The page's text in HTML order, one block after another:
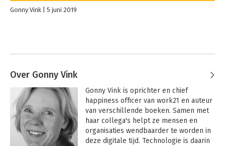
Gonny Vink 5 juni 2019
Over Gonny Vink
Gonny Vink is oprichter en chief
happiness officer van work21 en auteur
van verschillende boeken. Samen met
haar collega's helpt ze mensen en
organisaties wendbaarder te worden in
deze digitale tijd. Technologie is daarin